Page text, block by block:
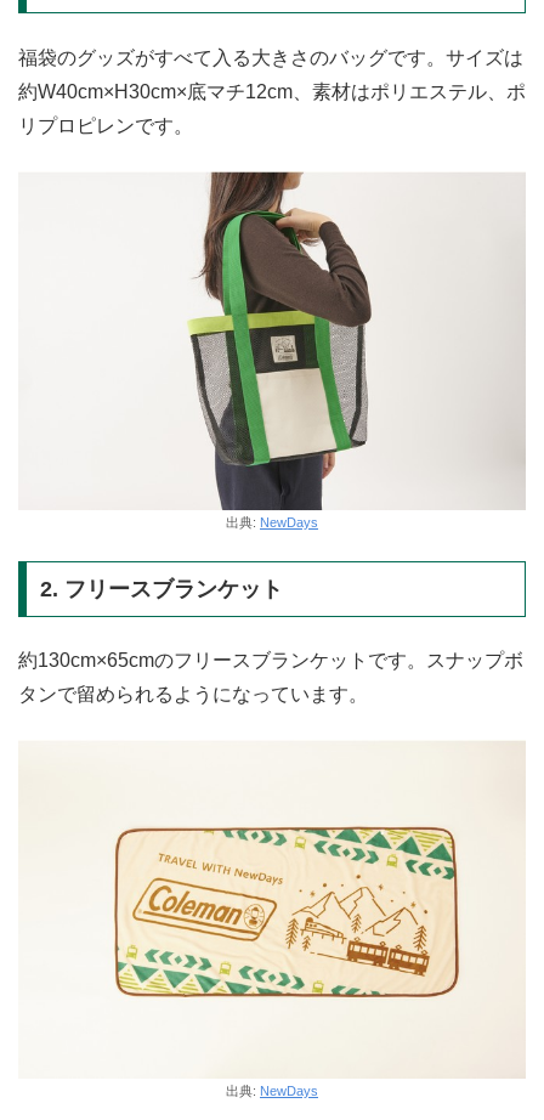
福袋のグッズがすべて入る大きさのバッグです。サイズは
約W40cm×H30cm×底マチ12cm、素材はポリエステル、ポ
リプロピレンです。
出典: NewDays
2. フリースブランケット
約130cm×65cmのフリースブランケットです。スナップボ
タンで留められるようになっています。
出典: NewDays